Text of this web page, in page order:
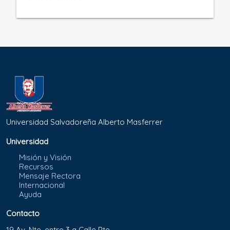
Universidad Salvadoreña Alberto Masferrer
Universidad
Misión y Visión
Recursos
Mensaje Rectora
Internacional
Ayuda
Contacto